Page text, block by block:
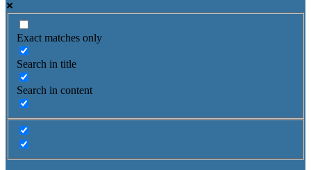
Exact matches only
Search in title
Search in content